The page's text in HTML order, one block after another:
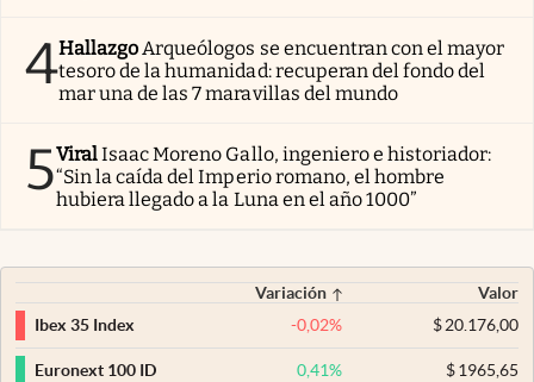
4Hallazgo Arqueólogos se encuentran con el mayor
tesoro de la humanidad: recuperan del fondo del
mar una de las 7 maravillas del mundo
5ViralIsaac Moreno Gallo, ingeniero e historiador:
“Sin la caída del Imperio romano, el hombre
hubiera llegado a la Luna en el año 1000”
Variación
Valor
Ibex 35 Index
-0,02% $20.176,00
Euronext 100 ID 0,41% $1965,65